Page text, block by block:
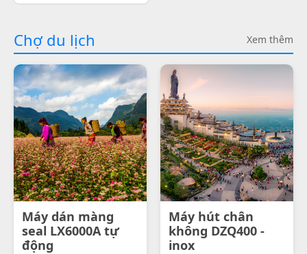
Chợ du lịch Xem thêm
Máy dán màng
seal LX6000A tự
động
Máy hút chân
không DZQ400 -
inox